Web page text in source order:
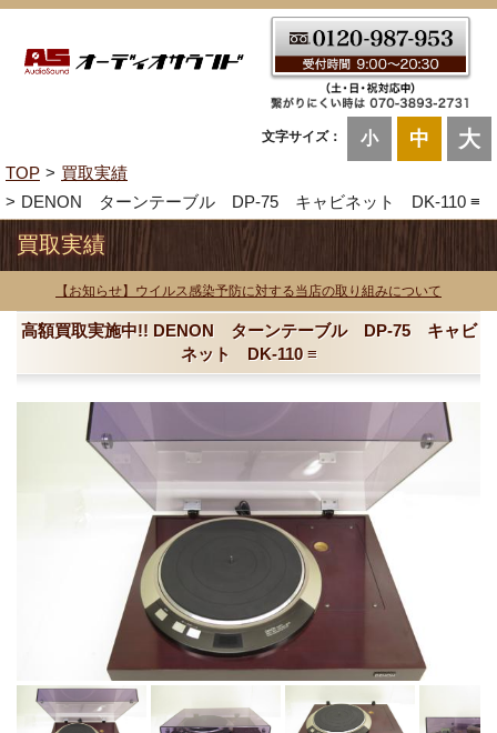
文字サイズ： 小 中 大
TOP
買取実績
DENON ターンテーブル DP-75 キャビネット DK-110 ≡
買取実績
【お知らせ】ウイルス感染予防に対する当店の取り組みについて
高額買取実施中!! DENON ターンテーブル DP-75 キャビ
ネット DK-110 ≡